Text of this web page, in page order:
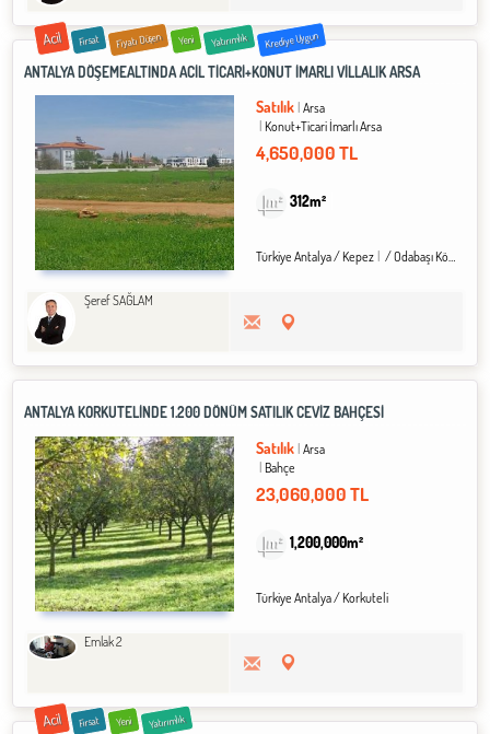
Acil Fırsat Fiyatı Düşen Yeni Yatırımlık Krediye Uygun
ANTALYA DÖŞEMEALTINDA ACİL TİCARİ+KONUT İMARLI VİLLALIK ARSA
Satılık Arsa
Konut+Ticari İmarlı Arsa
4,650,000 TL
312m²
Türkiye Antalya / Kepez / Odabaşı Köyü
Şeref SAĞLAM
ANTALYA KORKUTELİNDE 1.200 DÖNÜM SATILIK CEVİZ BAHÇESİ
Satılık Arsa
Bahçe
23,060,000 TL
1,200,000m²
Türkiye Antalya / Korkuteli
Emlak 2
Acil Fırsat Yeni Yatırımlık